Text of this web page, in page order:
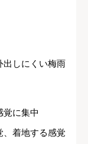
出しにくい梅雨
に集中
着地する感覚